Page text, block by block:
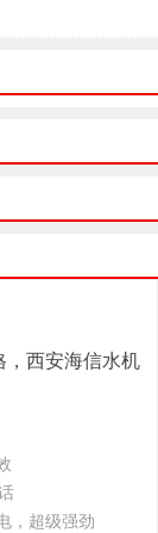
西安海信水机
，超级强劲